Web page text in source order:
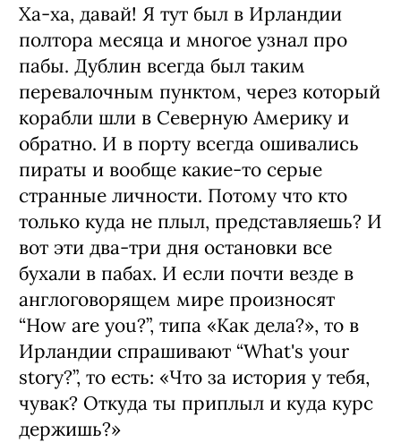
Ха-ха, давай! Я тут был в Ирландии
пол­тора месяца и многое узнал про
пабы. Ду­блин всегда был таким
перевалочным пунктом, через который
корабли шли в Се­верную Америку и
обратно. И в пор­ту всегда ошивались
пираты и вооб­ще какие‑то серые
странные личности. Потому что кто
только куда не плыл, пред­ставляешь? И
вот эти два-три дня оста­новки все
бухали в пабах. И если поч­ти везде в
англоговорящем мире произносят
“How are you?”, типа «Как дела?», то в
Ирландии спрашива­ют “What's your
story?”, то есть: «Что за история у тебя,
чувак? От­куда ты приплыл и куда курс
держишь?»